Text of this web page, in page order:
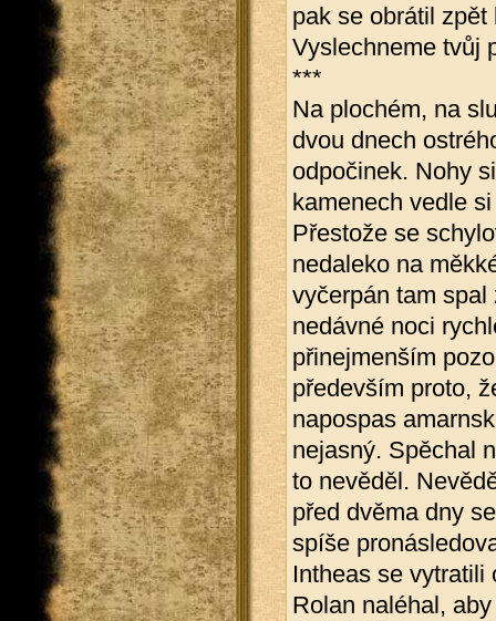
pak se obrátil zpět
Vyslechneme tvůj
***
Na plochém, na
dvou dnech
odpočinek. Nohy
kamenech vedle
Přestože se
nedaleko na
vyčerpán tam
nedávné noci
přinejmenším
především proto,
napospas
nejasný. Spěchal
to nevěděl.
před dvěma dny
spíše
Intheas se vytratili
Rolan naléhal,